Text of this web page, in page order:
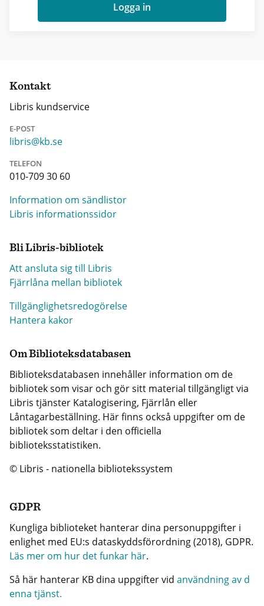
Logga in
Kontakt
Libris kundservice
E-POST
libris@kb.se
TELEFON
010-709 30 60
Information om sändlistor
Libris informationssidor
Bli Libris-bibliotek
Att ansluta sig till Libris
Fjärrlåna mellan bibliotek
Tillgänglighetsredogörelse
Hantera kakor
Om Biblioteksdatabasen
Biblioteksdatabasen innehåller information om de
bibliotek som visar och gör sitt material tillgängligt via
Libris tjänster Katalogisering, Fjärrlån eller
Låntagarbeställning. Här finns också uppgifter om de
bibliotek som deltar i den officiella
biblioteksstatistiken.
© Libris - nationella bibliotekssystem
GDPR
Kungliga biblioteket hanterar dina personuppgifter i
enlighet med EU:s dataskyddsförordning (2018), GDPR.
Läs mer om hur det funkar här.
Så här hanterar KB dina uppgifter vid användning av d
enna tjänst.